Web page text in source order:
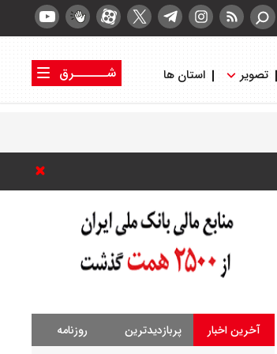
تصویر استان ها
شــــــرق
آخرین اخبار پربازدیدترین روزنامه